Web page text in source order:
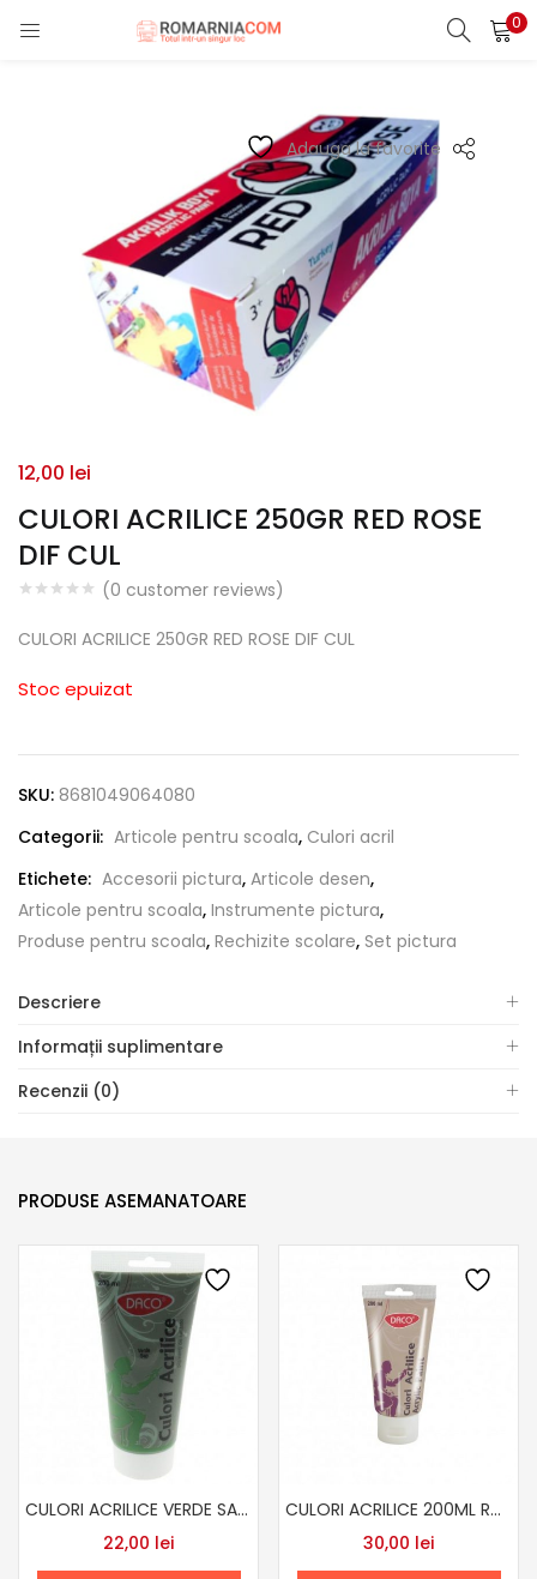
0
LOGIN REGISTER
Enter your username and password to login.
Remember me
Lost password?
Adauga la favorite
CULORI ACRILICE 250GR RED ROSE
DIF CUL
(0 customer reviews)
12,00 lei
CULORI ACRILICE 250GR RED ROSE DIF CUL
Stoc epuizat
SKU: 8681049064080
Categorii: Articole pentru scoala, Culori acril
Etichete: Accesorii pictura, Articole desen,
Articole pentru scoala, Instrumente pictura,
Produse pentru scoala, Rechizite scolare, Set pictura
Descriere
Informații suplimentare
Recenzii (0)
PRODUSE ASEMANATOARE
CULORI ACRILICE VERDE SAP 200 ML
22,00 lei
CULORI ACRILICE 200ML ROZ METALIZAT
30,00 lei